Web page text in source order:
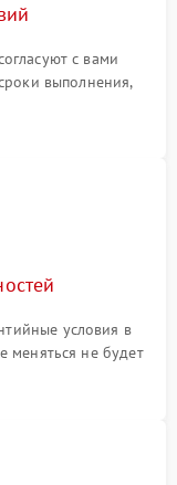
с вами
выполнения,
условия в
меняться не будет